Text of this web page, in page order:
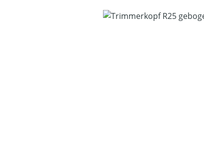
Bildergalerie überspringen